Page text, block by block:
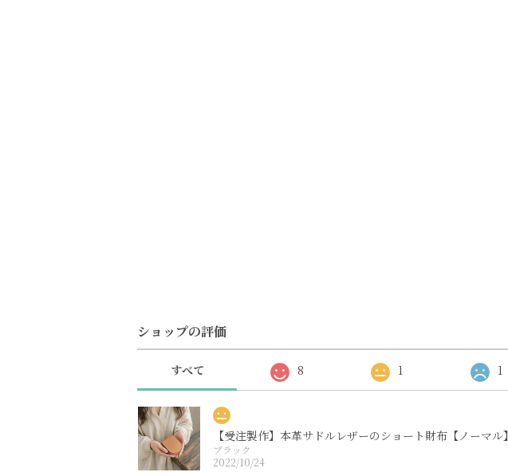
ショップの評価
すべて 8 1 1
【受注製作】本革サドルレザーのショート財布【ノーマル】
ブラック
2022/10/24